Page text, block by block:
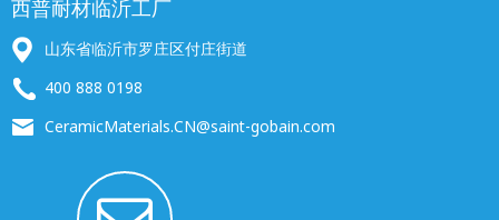
西普耐材临沂工厂
山东省临沂市罗庄区付庄街道
400 888 0198
CeramicMaterials.CN@saint-gobain.com